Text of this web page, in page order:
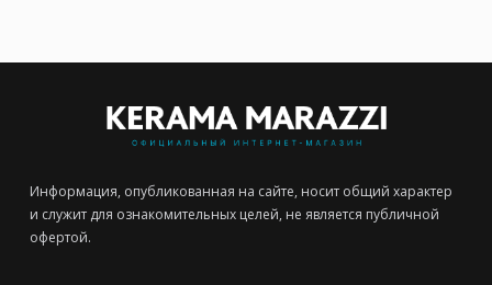
Информация, опубликованная на сайте, носит общий характер
и служит для ознакомительных целей, не является публичной
офертой.